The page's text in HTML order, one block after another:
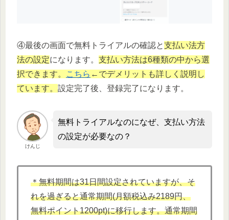
④最後の画面で無料トライアルの確認と支払い法方
法の設定になります。 支払い方法は6種類の中から選
択できます。
こちら ←でデメリットも詳しく説明し
ています。 設定完了後、登録完了になります。
けんじ
無料トライアルなのになぜ、支払い方法
の設定が必要なの？
＊無料期間は31日間設定されていますが、そ
れを過ぎると通常期間(月額税込み2189円、
無料ポイント1200pt)に移行します。通常期間